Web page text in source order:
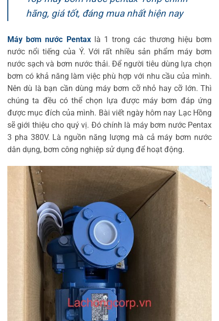
hãng, giá tốt, đáng mua nhất hiện nay
Máy bơm nước Pentaxlà 1 trong các thương hiệu bơm
nước nổi tiếng của Ý. Với rất nhiều sản phẩm máy bơm
nước sạch và bơm nước thải. Để người tiêu dùng lựa chọn
bơm có khả năng làm việc phù hợp với nhu cầu của mình.
Nên dù là bạn cần dùng máy bơm cỡ nhỏ hay cỡ lớn. Thì
chúng ta đều có thể chọn lựa được máy bơm đáp ứng
được mục đích của mình. Bài viết ngày hôm nay Lạc Hồng
sẽ giới thiệu cho quý vị. Đó chính là máy bơm nước Pentax
3 pha 380V. Là nguồn năng lượng mà cả máy bơm nước
dân dụng, bơm công nghiệp sử dụng để hoạt động.